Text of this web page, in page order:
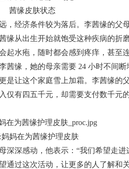
茜缘皮肤状态
，经济条件较为落后。李茜缘的父
缘从出生开始就饱受这种疾病的折
起水疱，随时都会感到疼痒，甚至
茜缘，她的母亲需要 24 小时不间
是让这个家庭雪上加霜。李茜缘的
仅有四五千元，却需要支付数千元
妈在为茜缘护理皮肤
深深感动，他表示：“我们希望走进
通过这次活动，让更多的人了解和